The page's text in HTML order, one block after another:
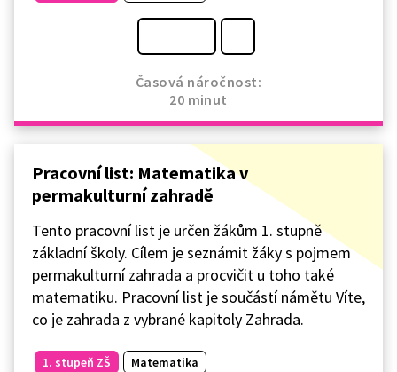
Časová náročnost:
20 minut
Pracovní list: Matematika v
permakulturní zahradě
Tento pracovní list je určen žákům 1. stupně
základní školy. Cílem je seznámit žáky s pojmem
permakulturní zahrada a procvičit u toho také
matematiku. Pracovní list je součástí námětu Víte,
co je zahrada z vybrané kapitoly Zahrada.
1. stupeň ZŠ Matematika